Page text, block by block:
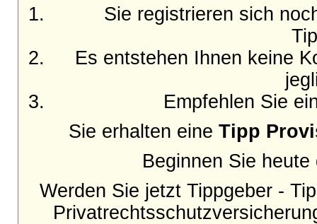
Sie registrieren sich
Es entstehen Ihnen keine
Empfehlen Sie
Sie erhalten eine Tipp
Beginnen Sie
Werden Sie jetzt Tippgeber -